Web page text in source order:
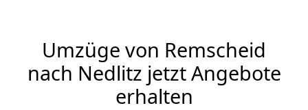
Umzüge von Remscheid
nach Nedlitz jetzt Angebote
erhalten